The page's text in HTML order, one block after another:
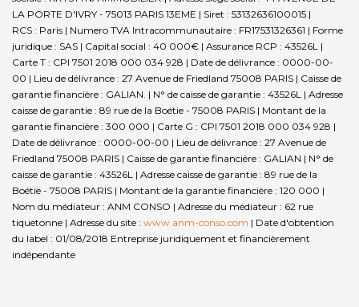
LA PORTE D'IVRY - 75013 PARIS 13EME | Siret : 53132636100015 |
RCS : Paris | Numero TVA Intracommunautaire : FR17531326361 | Forme
juridique : SAS | Capital social : 40 000€ | Assurance RCP : 43526L |
Carte T : CPI 7501 2018 000 034 928 | Date de délivrance : 0000-00-
00 | Lieu de délivrance : 27 Avenue de Friedland 75008 PARIS | Caisse de
garantie financière : GALIAN. | N° de caisse de garantie : 43526L | Adresse
caisse de garantie : 89 rue de la Boétie - 75008 PARIS | Montant de la
garantie financière : 300 000 | Carte G : CPI 7501 2018 000 034 928 |
Date de délivrance : 0000-00-00 | Lieu de délivrance : 27 Avenue de
Friedland 75008 PARIS | Caisse de garantie financière : GALIAN | N° de
caisse de garantie : 43526L | Adresse caisse de garantie : 89 rue de la
Boétie - 75008 PARIS | Montant de la garantie financière : 120 000 |
Nom du médiateur : ANM CONSO | Adresse du médiateur : 62 rue
tiquetonne | Adresse du site : www.anm-conso.com | Date d'obtention
du label : 01/08/2018 Entreprise juridiquement et financièrement
indépendante